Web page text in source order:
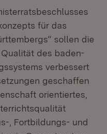
für das
sollen die
des baden-
verbessert
geschaffen
orientiertes,
, Fortbildungs- und